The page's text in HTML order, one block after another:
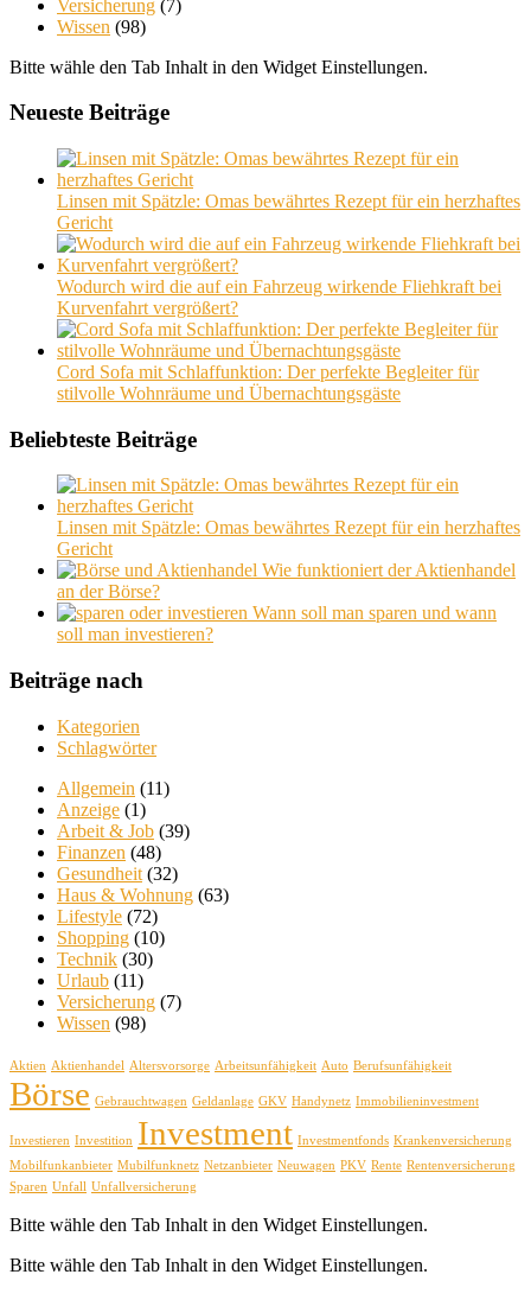
Versicherung (7)
Wissen (98)
Bitte wähle den Tab Inhalt in den Widget Einstellungen.
Neueste Beiträge
Linsen mit Spätzle: Omas bewährtes Rezept für ein herzhaftes
Gericht
Wodurch wird die auf ein Fahrzeug wirkende Fliehkraft bei
Kurvenfahrt vergrößert?
Cord Sofa mit Schlaffunktion: Der perfekte Begleiter für
stilvolle Wohnräume und Übernachtungsgäste
Beliebteste Beiträge
Linsen mit Spätzle: Omas bewährtes Rezept für ein herzhaftes
Gericht
Wie funktioniert der Aktienhandel
an der Börse?
Wann soll man sparen und wann
soll man investieren?
Beiträge nach
Kategorien
Schlagwörter
Allgemein (11)
Anzeige (1)
Arbeit & Job (39)
Finanzen (48)
Gesundheit (32)
Haus & Wohnung (63)
Lifestyle (72)
Shopping (10)
Technik (30)
Urlaub (11)
Versicherung (7)
Wissen (98)
Aktien Aktienhandel Altersvorsorge Arbeitsunfähigkeit Auto Berufsunfähigkeit
Börse Gebrauchtwagen Geldanlage GKV Handynetz Immobilieninvestment
Investieren Investition Investment Investmentfonds Krankenversicherung
Mobilfunkanbieter Mubilfunknetz Netzanbieter Neuwagen PKV Rente Rentenversicherung
Sparen Unfall Unfallversicherung
Bitte wähle den Tab Inhalt in den Widget Einstellungen.
Bitte wähle den Tab Inhalt in den Widget Einstellungen.